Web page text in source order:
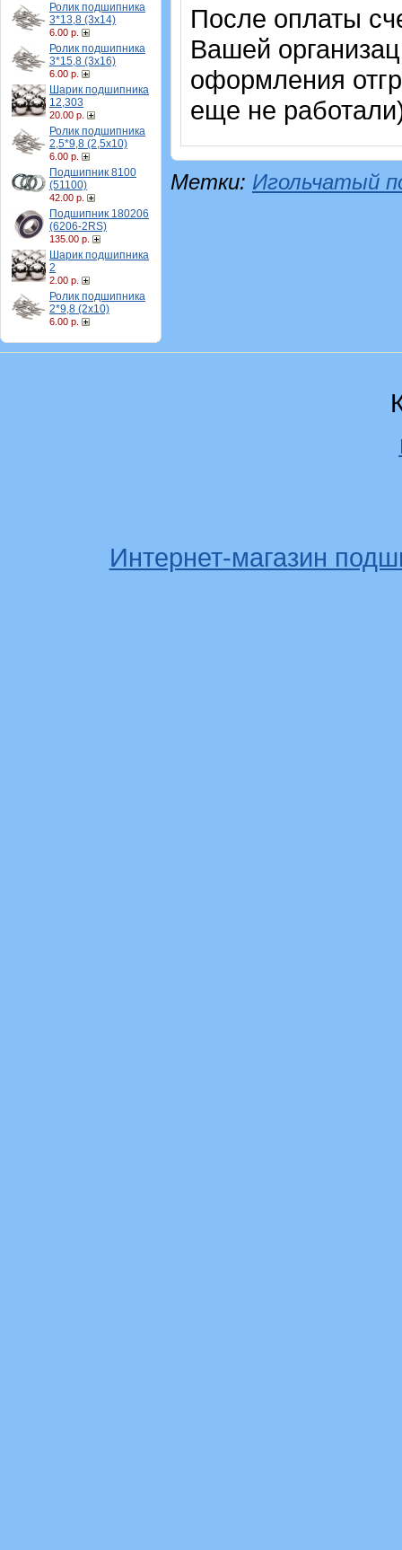
Ролик подшипника
3*13,8 (3х14)
6.00 р.
Ролик подшипника
3*15,8 (3х16)
6.00 р.
Шарик подшипника
12,303
20.00 р.
Ролик подшипника
2,5*9,8 (2,5х10)
6.00 р.
Подшипник 8100
(51100)
42.00 р.
Подшипник 180206
(6206-2RS)
135.00 р.
Шарик подшипника
2
2.00 р.
Ролик подшипника
2*9,8 (2х10)
6.00 р.
После оплаты
Вашей
оформления
еще не
Метки: Игольчатый
Интернет-магазин